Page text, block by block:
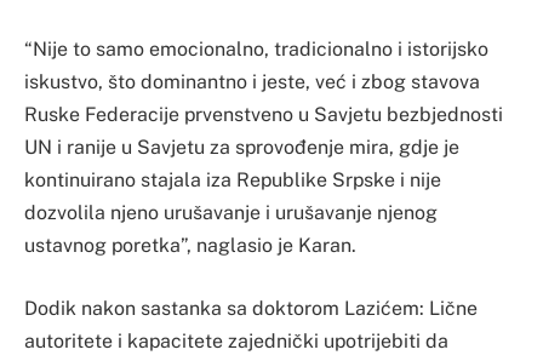
“Nije to samo emocionalno, tradicionalno i istorijsko
iskustvo, što dominantno i jeste, već i zbog stavova
Ruske Federacije prvenstveno u Savjetu bezbjednosti
UN i ranije u Savjetu za sprovođenje mira, gd‌je je
kontinuirano stajala iza Republike Srpske i nije
dozvolila njeno urušavanje i urušavanje njenog
ustavnog poretka”, naglasio je Karan.
Dodik nakon sastanka sa doktorom Lazićem: Lične
autoritete i kapacitete zajednički upotrijebiti da